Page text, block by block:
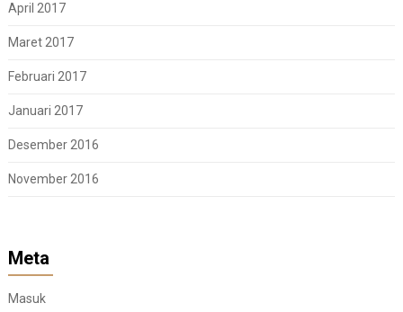
April 2017
Maret 2017
Februari 2017
Januari 2017
Desember 2016
November 2016
Meta
Masuk